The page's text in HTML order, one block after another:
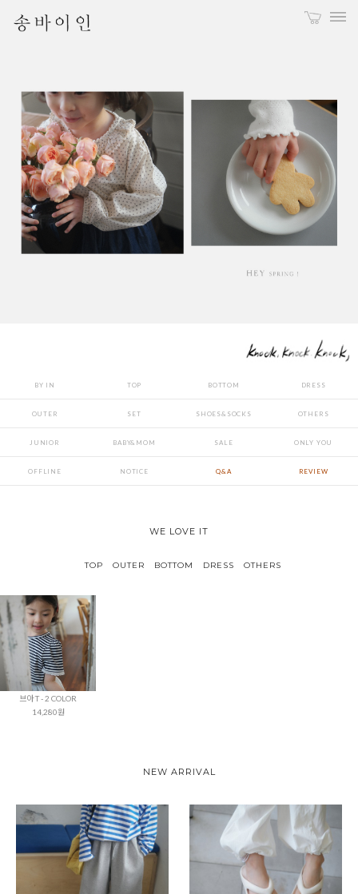
BY IN TOP BOTTOM DRESS
OUTER SET SHOES&SOCKS OTHERS
JUNIOR BABY&MOM SALE ONLY YOU
OFFLINE NOTICE Q&A REVIEW
WE LOVE IT
TOP OUTER BOTTOM DRESS OTHERS
브아 T - 2 COLOR
14,280원
NEW ARRIVAL